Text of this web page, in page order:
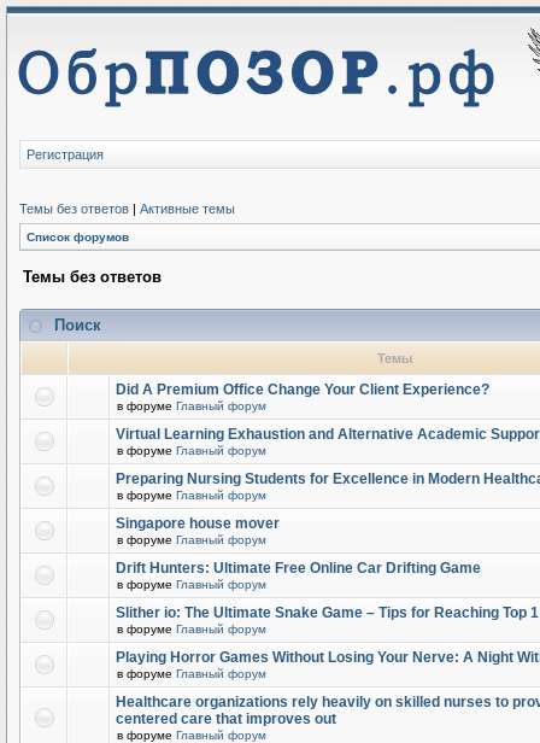
Регистрация
Темы без ответов | Активные темы
Список форумов
Темы без ответов
Поиск
Темы
Did A Premium Office Change Your Client Experience?
в форуме Главный форум
Virtual Learning Exhaustion and Alternative Academic
в форуме Главный форум
Preparing Nursing Students for Excellence in Modern
в форуме Главный форум
Singapore house mover
в форуме Главный форум
Drift Hunters: Ultimate Free Online Car Drifting Game
в форуме Главный форум
Slither io: The Ultimate Snake Game – Tips for Reaching Top
в форуме Главный форум
Playing Horror Games Without Losing Your Nerve: A Night
в форуме Главный форум
Healthcare organizations rely heavily on skilled nurses to
centered care that improves out
в форуме Главный форум